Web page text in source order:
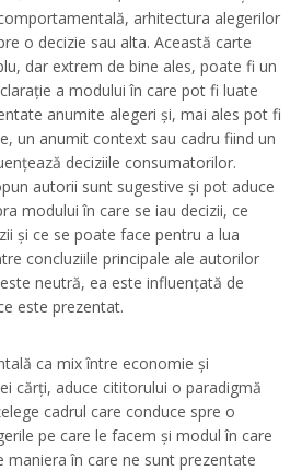
arhitectura alegerilor
o decizie sau alta. Această carte
dar extrem de bine ales, poate fi un
a modului în care pot fi luate
anumite alegeri și, mai ales pot fi
un anumit context sau cadru fiind un
deciziile consumatorilor.
autorii sunt sugestive și pot aduce
modului în care se iau decizii, ce
și ce se poate face pentru a lua
concluziile principale ale autorilor
neutră, ea este influențată de
este prezentat.
ca mix între economie și
cărți, aduce cititorului o paradigmă
cadrul care conduce spre o
pe care le facem și modul în care
maniera în care ne sunt prezentate